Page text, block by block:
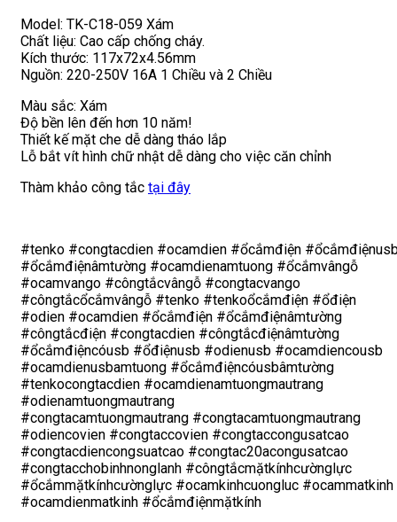
Model: TK-C18-059 Xám
Chất liệu: Cao cấp chống cháy.
Kích thước: 117x72x4.56mm
Nguồn: 220-250V 16A 1 Chiều và 2 Chiều
Màu sắc: Xám
Độ bền lên đến hơn 10 năm!
Thiết kế mặt che dễ dàng tháo lắp
Lỗ bắt vít hình chữ nhật dễ dàng cho việc căn chỉnh
Thàm khảo công tắc tại đây
#tenko #congtacdien #ocamdien #ổcắmđiện
#ổcắmđiệnâmtường #ocamdienamtuong #ổcắmvângỗ
#ocamvango #côngtắcvângỗ #congtacvango
#côngtắcổcắmvângỗ #tenko #tenkoổcắmđiện #ổđiện
#odien #ocamdien #ổcắmđiện #ổcắmđiệnâmtường
#côngtắcđiện #congtacdien #côngtắcđiệnâmtường
#ổcắmđiệncóusb #ổđiệnusb #odienusb #ocamdiencousb
#ocamdienusbamtuong #ổcắmđiệncóusbâmtường
#tenkocongtacdien #ocamdienamtuongmautrang
#odienamtuongmautrang
#congtacamtuongmautrang #congtacamtuongmautrang
#odiencovien #congtaccovien #congtaccongusatcao
#congtacdiencongsuatcao #congtac20acongusatcao
#congtacchobinhnonglanh #côngtắcmặtkínhcườnglực
#ổcắmmặtkínhcườnglực #ocamkinhcuongluc #ocammatkinh
#ocamdienmatkinh #ổcắmđiệnmặtkính